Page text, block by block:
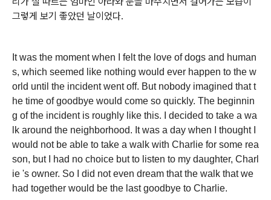
그렇게 보기 좋았던 날이었다.
It was the moment when I felt the love of dogs and human
s, which seemed like nothing would ever happen to the w
orld until the incident went off. But nobody imagined that t
he time of goodbye would come so quickly. The beginnin
g of the incident is roughly like this. I decided to take a wa
lk around the neighborhood. It was a day when I thought I
would not be able to take a walk with Charlie for some rea
son, but I had no choice but to listen to my daughter, Charl
ie 's owner. So I did not even dream that the walk that we
had together would be the last goodbye to Charlie.